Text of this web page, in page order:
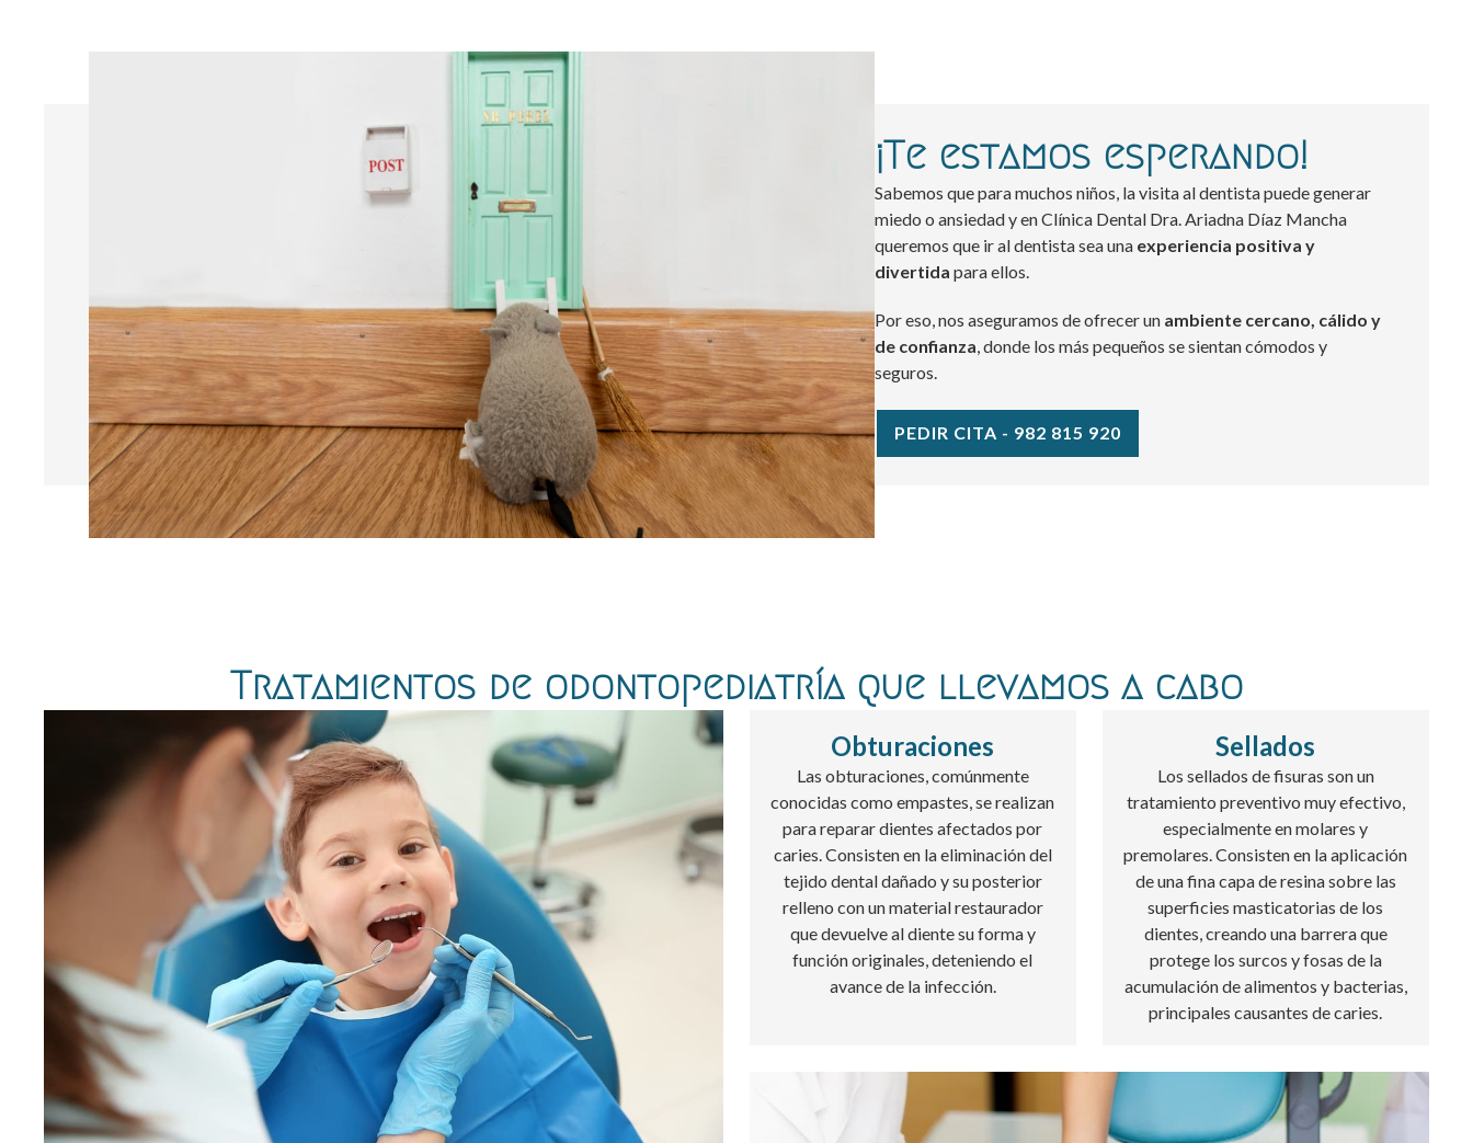
¡Te estamos esperando!
Sabemos que para muchos niños, la visita al dentista puede generar
miedo o ansiedad y en Clínica Dental Dra. Ariadna Díaz Mancha
queremos que ir al dentista sea una experiencia positiva y
divertida para ellos.
Por eso, nos aseguramos de ofrecer un ambiente cercano, cálido y
de confianza, donde los más pequeños se sientan cómodos y
seguros.
PEDIR CITA - 982 815 920
Tratamientos de odontopediatría que llevamos a cabo
Obturaciones
Las obturaciones, comúnmente
conocidas como empastes, se realizan
para reparar dientes afectados por
caries. Consisten en la eliminación del
tejido dental dañado y su posterior
relleno con un material restaurador
que devuelve al diente su forma y
función originales, deteniendo el
avance de la infección.
Sellados
Los sellados de fisuras son un
tratamiento preventivo muy efectivo,
especialmente en molares y
premolares. Consisten en la aplicación
de una fina capa de resina sobre las
superficies masticatorias de los
dientes, creando una barrera que
protege los surcos y fosas de la
acumulación de alimentos y bacterias,
principales causantes de caries.